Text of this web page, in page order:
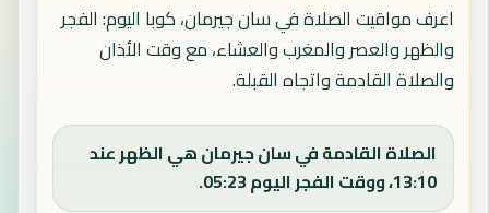
اعرف مواقيت الصلاة في سان جيرمان، كوبا اليوم: الفجر
والظهر والعصر والمغرب والعشاء، مع وقت الأذان
والصلاة القادمة واتجاه القبلة.
الصلاة القادمة في سان جيرمان هي الظهر عند
13:10، ووقت الفجر اليوم 05:23.